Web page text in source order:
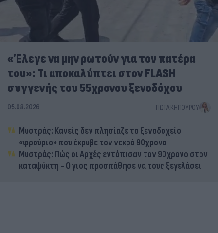
«Έλεγε να μην ρωτούν για τον πατέρα
του»: Τι αποκαλύπτει στον FLASH
συγγενής του 55χρονου ξενοδόχου
05.08.2026 ΓΙΏΤΑ ΚΗΠΟΥΡΟΎ
Μυστράς: Κανείς δεν πλησίαζε το ξενοδοχείο
«φρούριο» που έκρυβε τον νεκρό 90χρονο
Μυστράς: Πώς οι Αρχές εντόπισαν τον 90χρονο στον
καταψύκτη - Ο γιος προσπάθησε να τους ξεγελάσει